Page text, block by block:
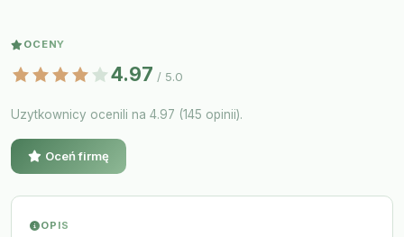
OCENY
4.97 / 5.0
Uzytkownicy ocenili na 4.97 (145 opinii).
Oceń firmę
OPIS